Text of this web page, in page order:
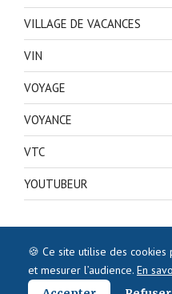
VILLAGE DE VACANCES
VIN
VOYAGE
VOYANCE
VTC
YOUTUBEUR
🍪 Ce site utilise des
et mesurer l’audience. En